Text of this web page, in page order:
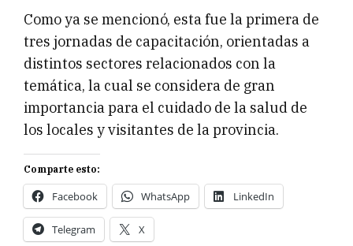
Como ya se mencionó, esta fue la primera de
tres jornadas de capacitación, orientadas a
distintos sectores relacionados con la
temática, la cual se considera de gran
importancia para el cuidado de la salud de
los locales y visitantes de la provincia.
Comparte esto:
Facebook WhatsApp LinkedIn
Telegram X